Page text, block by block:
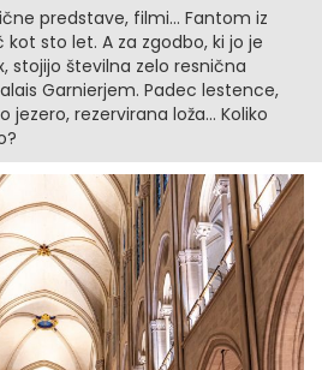
predstave, filmi... Fantom iz
sto let. A za zgodbo, ki jo je
stojijo številna zelo resnična
Garnierjem. Padec lestence,
rezervirana loža... Koliko